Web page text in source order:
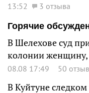
13:52
3 отзыва
Горячие
В Шелехове суд
колонии женщину,
08.08 17:49 50
В Куйтуне